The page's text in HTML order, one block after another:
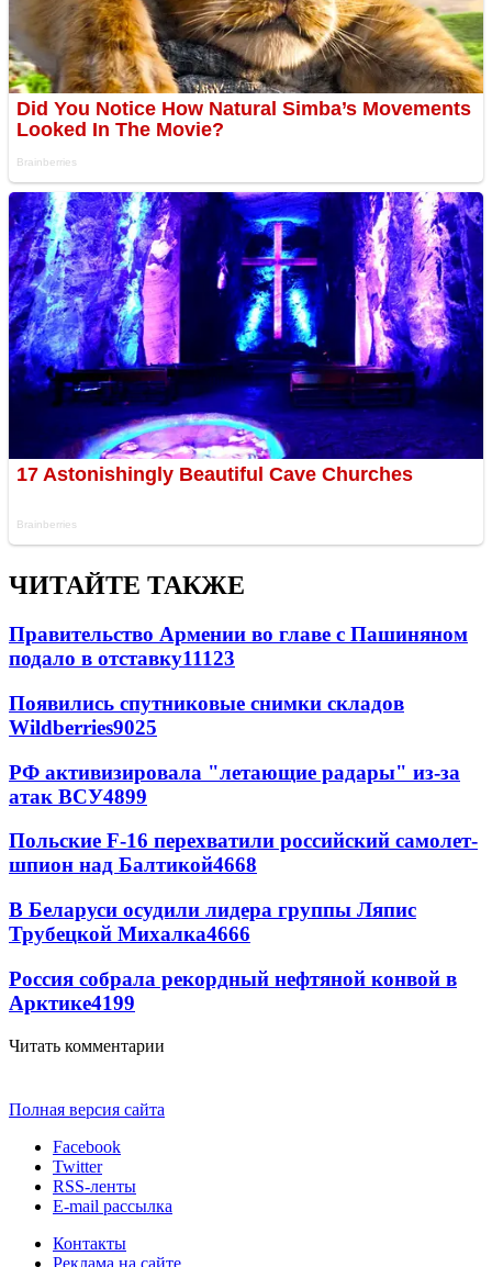
ЧИТАЙТЕ ТАКЖЕ
Правительство Армении во главе с Пашиняном
подало в отставку11123
Появились спутниковые снимки складов
Wildberries9025
РФ активизировала "летающие радары" из-за
атак ВСУ4899
Польские F-16 перехватили российский самолет-
шпион над Балтикой4668
В Беларуси осудили лидера группы Ляпис
Трубецкой Михалка4666
Россия собрала рекордный нефтяной конвой в
Арктике4199
Читать комментарии
Полная версия сайта
Facebook
Twitter
RSS-ленты
E-mail рассылка
Контакты
Реклама на сайте